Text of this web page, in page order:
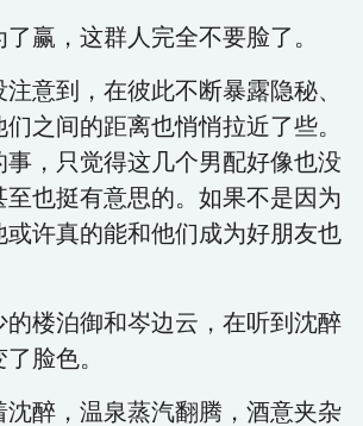
，这群人完全不要脸了。
到，在彼此不断暴露隐秘、
之间的距离也悄悄拉近了些。
事，只觉得这几个男配好像也没
至也挺有意思的。如果不是因为
或许真的能和他们成为好朋友也
楼泊御和岑边云，在听到沈醉
脸色。
醉，温泉蒸汽翻腾，酒意夹杂